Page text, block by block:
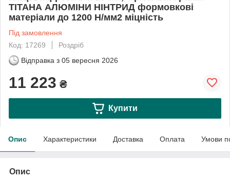
ТІТАНА АЛЮМІНИ НІНТРИД формовкові
матеріали до 1200 Н/мм2 міцність
Під замовлення
Код: 17269
Роздріб
Відправка з 05 вересня 2026
11 223 ₴
Купити
Опис Характеристики Доставка Оплата Умови
Опис